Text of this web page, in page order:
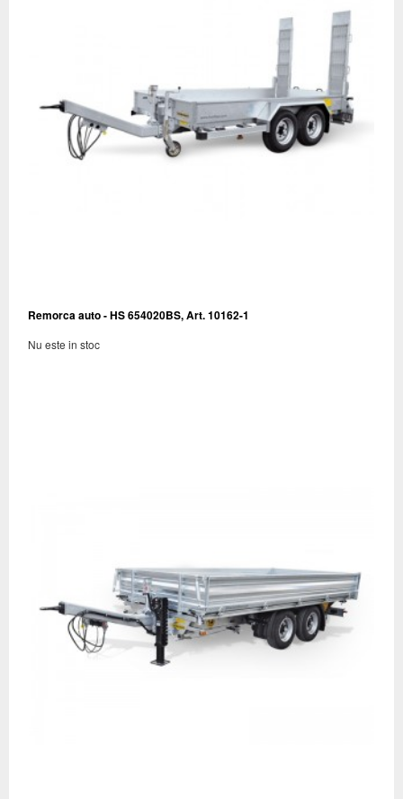
Remorca auto - HS 654020BS, Art. 10162-1
Nu este in stoc